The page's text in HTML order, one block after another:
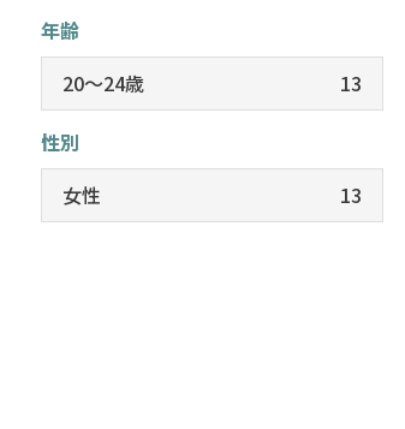
年齢
20～24歳
13
性別
女性
13